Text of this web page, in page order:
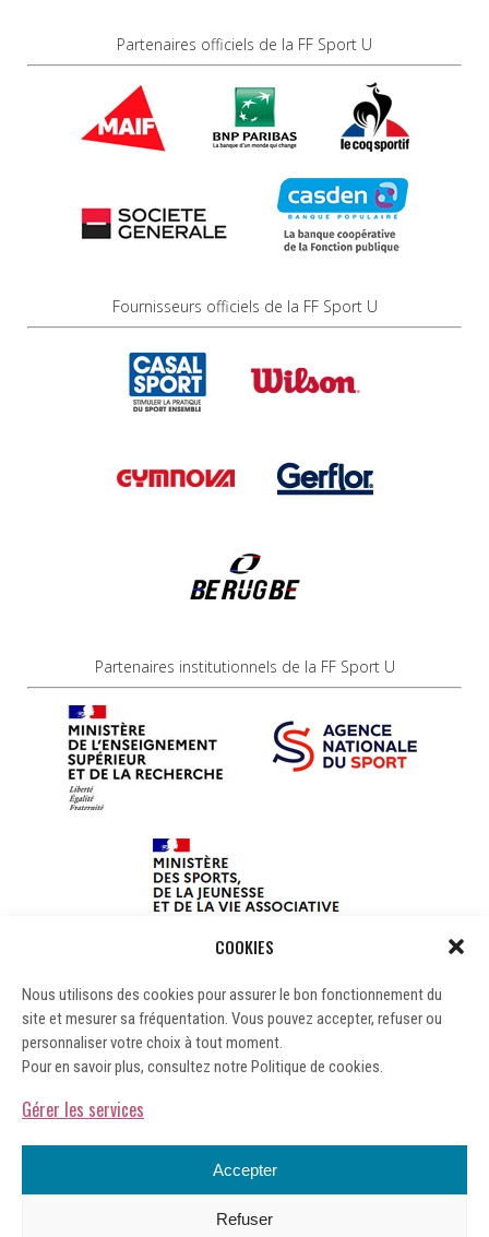
COOKIES
Nous utilisons des cookies pour assurer le bon fonctionnement du
site et mesurer sa fréquentation. Vous pouvez accepter, refuser ou
personnaliser votre choix à tout moment.
Pour en savoir plus, consultez notre Politique de cookies.
Gérer les services
Accepter
Refuser
Partenaires officiels de la FF Sport U
Fournisseurs officiels de la FF Sport U
Partenaires institutionnels de la FF Sport U